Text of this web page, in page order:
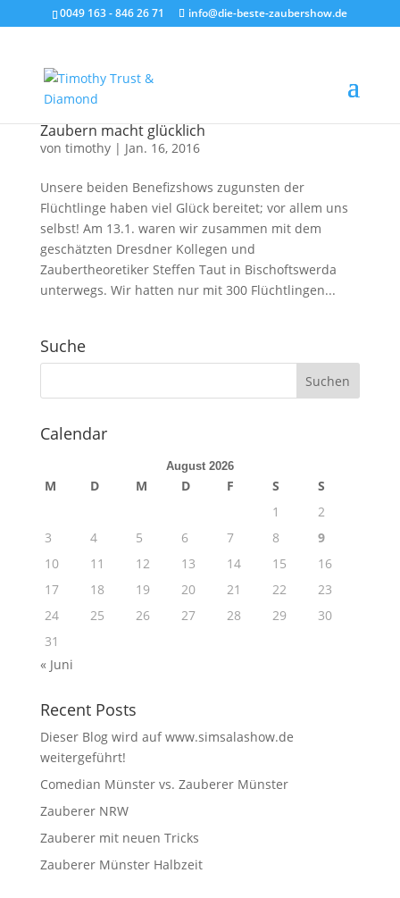
0049 163 - 846 26 71 info@die-beste-zaubershow.de
Zaubern macht glücklich
von timothy| Jan. 16, 2016
Unsere beiden Benefizshows zugunsten der
Flüchtlinge haben viel Glück bereitet; vor allem uns
selbst! Am 13.1. waren wir zusammen mit dem
geschätzten Dresdner Kollegen und
Zaubertheoretiker Steffen Taut in Bischoftswerda
unterwegs. Wir hatten nur mit 300 Flüchtlingen...
Suche
Calendar
August 2026
M D M D F S
S
1
2
3
4 5 6 7 8
9
10
11 12 13 14 15
16
17
18 19 20 21 22
23
24
25 26 27 28 29
30
31
« Juni
Recent Posts
Dieser Blog wird auf www.simsalashow.de
weitergeführt!
Comedian Münster vs. Zauberer Münster
Zauberer NRW
Zauberer mit neuen Tricks
Zauberer Münster Halbzeit